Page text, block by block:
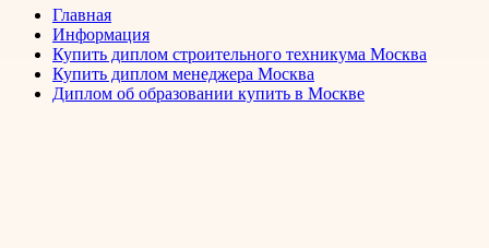
Главная
Информация
Купить диплом строительного техникума Москва
Купить диплом менеджера Москва
Диплом об образовании купить в Москве